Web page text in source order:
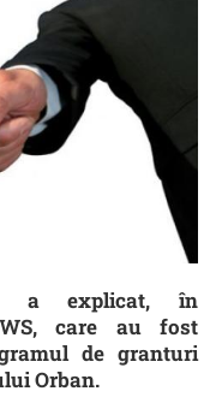
a explicat, în
care au fost
de granturi
Orban.